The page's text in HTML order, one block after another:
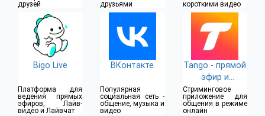
друзей
друзьями
короткими видео
Bigo Live
Платформа для
ведения прямых
эфиров, Лайв-
видео и Лайвчат
ВКонтакте
Популярная
социальная сеть -
общение, музыка и
видео
Tango - прямой
эфир и
видеочат
Стриминговое
приложение для
общения в режиме
онлайн